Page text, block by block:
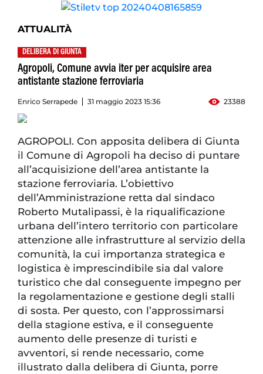
ATTUALITÀ
DELIBERA DI GIUNTA
Agropoli, Comune avvia iter per acquisire area
antistante stazione ferroviaria
Enrico Serrapede 31 maggio 2023 15:36 23388
AGROPOLI. Con apposita delibera di Giunta
il Comune di Agropoli ha deciso di puntare
all’acquisizione dell’area antistante la
stazione ferroviaria. L’obiettivo
dell’Amministrazione retta dal sindaco
Roberto Mutalipassi, è la riqualificazione
urbana dell’intero territorio con particolare
attenzione alle infrastrutture al servizio della
comunità, la cui importanza strategica e
logistica è imprescindibile sia dal valore
turistico che dal conseguente impegno per
la regolamentazione e gestione degli stalli
di sosta. Per questo, con l’approssimarsi
della stagione estiva, e il conseguente
aumento delle presenze di turisti e
avventori, si rende necessario, come
illustrato dalla delibera di Giunta, porre